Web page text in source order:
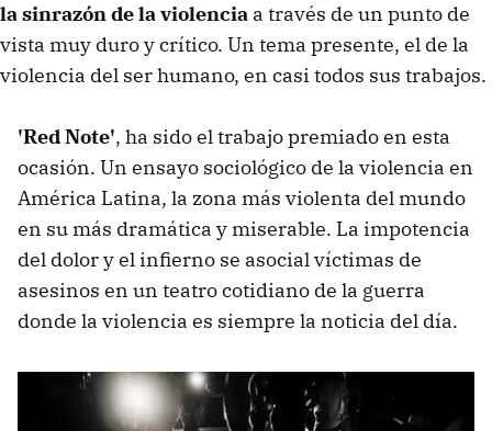
la sinrazón de la violencia a través de un punto de
vista muy duro y crítico. Un tema presente, el de la
violencia del ser humano, en casi todos sus trabajos.
'Red Note', ha sido el trabajo premiado en esta
ocasión. Un ensayo sociológico de la violencia en
América Latina, la zona más violenta del mundo
en su más dramática y miserable. La impotencia
del dolor y el infierno se asocial víctimas de
asesinos en un teatro cotidiano de la guerra
donde la violencia es siempre la noticia del día.